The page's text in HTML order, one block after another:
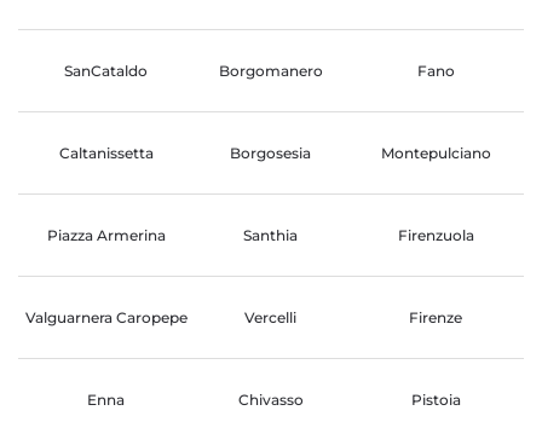
SanCataldo Borgomanero Fano
Caltanissetta Borgosesia Montepulciano
Piazza Armerina Santhia Firenzuola
Valguarnera Caropepe Vercelli Firenze
Enna Chivasso Pistoia